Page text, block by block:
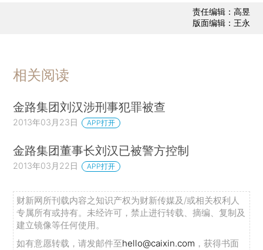
责任编辑：高昱
版面编辑：王永
相关阅读
金路集团刘汉涉刑事犯罪被查
2013年03月23日 APP打开
金路集团董事长刘汉已被警方控制
2013年03月22日 APP打开
财新网所刊载内容之知识产权为财新传媒及/或相关权利人
专属所有或持有。未经许可，禁止进行转载、摘编、复制及
建立镜像等任何使用。
如有意愿转载，请发邮件至hello@caixin.com ，获得书面